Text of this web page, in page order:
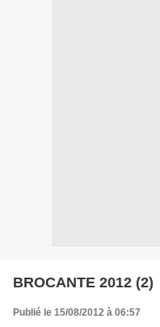
BROCANTE 2012 (2)
Publié le 15/08/2012 à 06:57